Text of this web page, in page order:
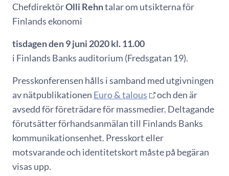
ChefdirektörOlli Rehntalar om utsikterna för
Finlands ekonomi
tisdagen den 9 juni 2020 kl. 11.00
i Finlands Banks auditorium (Fredsgatan 19).
Presskonferensen hålls i samband med utgivningen
av nätpublikationen Euro & talous
och den är
avsedd för företrädare för massmedier. Deltagande
förutsätter förhandsanmälan till Finlands Banks
kommunikationsenhet. Presskort eller
motsvarande och identitetskort måste på begäran
visas upp.